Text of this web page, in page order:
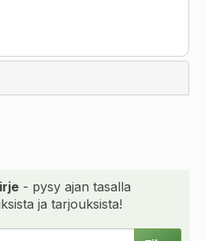
- pysy ajan tasalla
ja tarjouksista!